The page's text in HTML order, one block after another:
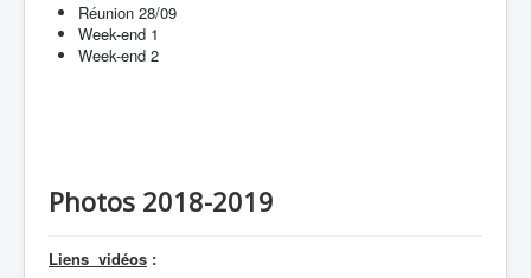
Réunion 28/09
Week-end 1
Week-end 2
Photos 2018-2019
Liens vidéos :